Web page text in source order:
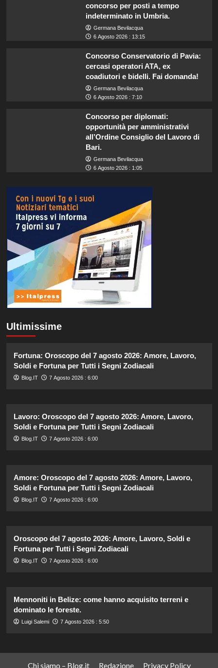
concorso per posti a tempo
indeterminato in Umbria.
Germana Bevilacqua
6 Agosto 2026 : 13:15
Concorso Conservatorio di Pavia:
cercasi operatori ATA, ex
coadiutori e bidelli. Fai domanda!
Germana Bevilacqua
6 Agosto 2026 : 7:10
Concorso per diplomati:
opportunità per amministrativi
all’Ordine Consiglio del Lavoro di
Bari.
Germana Bevilacqua
6 Agosto 2026 : 1:05
Ultimissime
Fortuna: Oroscopo del 7 agosto 2026: Amore, Lavoro,
Soldi e Fortuna per Tutti i Segni Zodiacali
Blog.IT 7 Agosto 2026 : 6:00
Lavoro: Oroscopo del 7 agosto 2026: Amore, Lavoro,
Soldi e Fortuna per Tutti i Segni Zodiacali
Blog.IT 7 Agosto 2026 : 6:00
Amore: Oroscopo del 7 agosto 2026: Amore, Lavoro,
Soldi e Fortuna per Tutti i Segni Zodiacali
Blog.IT 7 Agosto 2026 : 6:00
Oroscopo del 7 agosto 2026: Amore, Lavoro, Soldi e
Fortuna per Tutti i Segni Zodiacali
Blog.IT 7 Agosto 2026 : 6:00
Mennoniti in Belize: come hanno acquisito terreni e
dominato le foreste.
Luigi Salemi 7 Agosto 2026 : 5:50
Chi siamo – Blog.it Redazione Privacy Policy